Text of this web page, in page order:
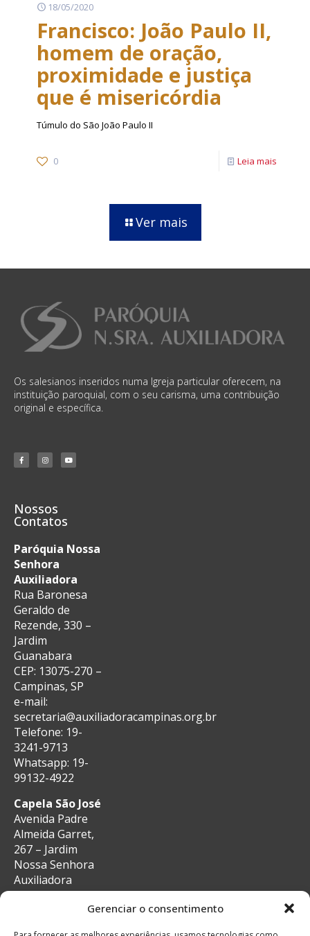
Gerenciar o consentimento
18/05/2020
Francisco: João Paulo II,
homem de oração,
proximidade e justiça
que é misericórdia
Túmulo do São João Paulo II
0 Leia mais
Ver mais
Os salesianos inseridos numa Igreja particular oferecem, na
instituição paroquial, com o seu carisma, uma contribuição
original e específica.
Nossos
Contatos
Paróquia Nossa
Senhora
Auxiliadora
Rua Baronesa
Geraldo de
Rezende, 330 –
Jardim
Guanabara
CEP: 13075-270 –
Campinas, SP
e-mail:
secretaria@auxiliadoracampinas.org.br
Telefone: 19-
3241-9713
Whatsapp: 19-
99132-4922
Capela São José
Avenida Padre
Almeida Garret,
267 – Jardim
Nossa Senhora
Auxiliadora
CEP: 13087-29 –